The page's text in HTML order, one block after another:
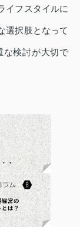
イフスタイルに
選択肢となって
な検討が大切で